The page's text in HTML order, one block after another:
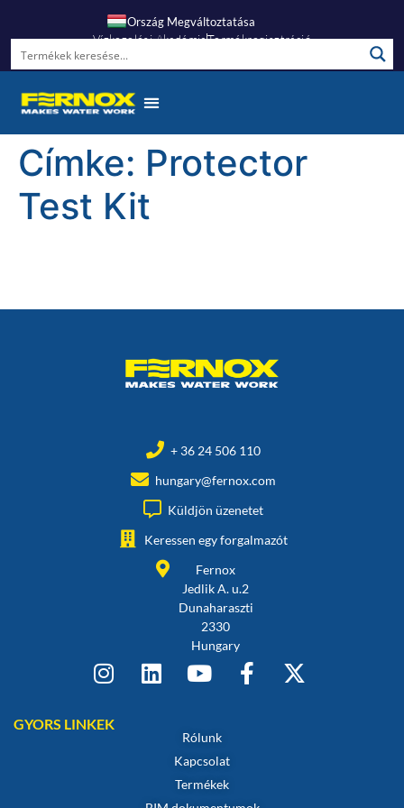
Ország Megváltoztatása
Vízkezelési AkadémiaTermékregisztráció
Címke: Protector
Test Kit
+ 36 24 506 110
hungary@fernox.com
Küldjön üzenetet
Keressen egy forgalmazót
Fernox
Jedlik A. u.2
Dunaharaszti
2330
Hungary
GYORS LINKEK
Rólunk
Kapcsolat
Termékek